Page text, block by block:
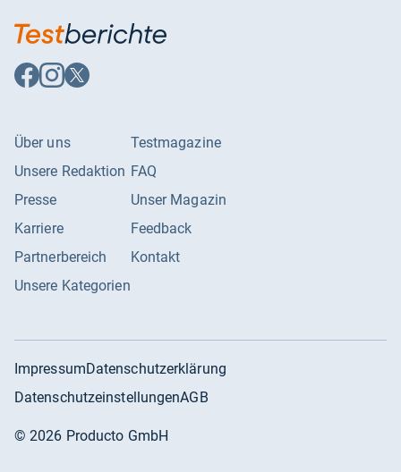
Auf
Facebook
Auf
Instagram
Auf
X
Über uns
Unsere Redaktion
Presse
Karriere
Partnerbereich
Unsere Kategorien
Testmagazine
FAQ
Unser Magazin
Feedback
Kontakt
ImpressumDatenschutzerklärung
DatenschutzeinstellungenAGB
©2026 Producto GmbH